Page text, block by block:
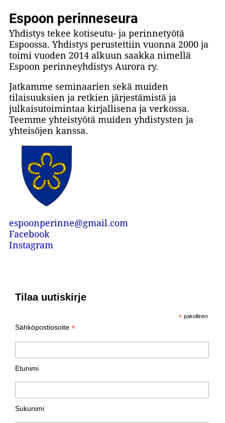
Espoon perinneseura
Yhdistys tekee kotiseutu- ja perinnetyötä
Espoossa. Yhdistys perustettiin vuonna 2000 ja
toimi vuoden 2014 alkuun saakka nimellä
Espoon perinneyhdistys Aurora ry.
Jatkamme seminaarien sekä muiden
tilaisuuksien ja retkien järjestämistä ja
julkaisutoimintaa kirjallisena ja verkossa.
Teemme yhteistyötä muiden yhdistysten ja
yhteisöjen kanssa.
espoonperinne@gmail.com
Facebook
Instagram
Tilaa uutiskirje
* pakollinen
Sähköpostiosoite*
Etunimi
Sukunimi